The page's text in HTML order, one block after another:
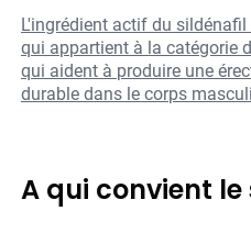
L'ingrédient actif du
qui appartient à la catégorie
qui aident à produire une
durable dans le corps
A qui convient